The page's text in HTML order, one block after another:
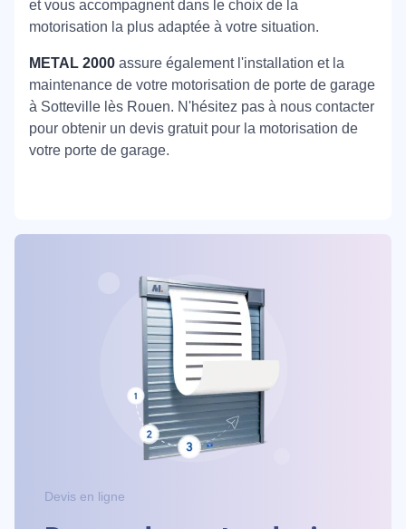
et vous accompagnent dans le choix de la
motorisation la plus adaptée à votre situation.
METAL 2000 assure également l'installation et la
maintenance de votre motorisation de porte de garage
à Sotteville lès Rouen. N'hésitez pas à nous contacter
pour obtenir un devis gratuit pour la motorisation de
votre porte de garage.
Devis en ligne